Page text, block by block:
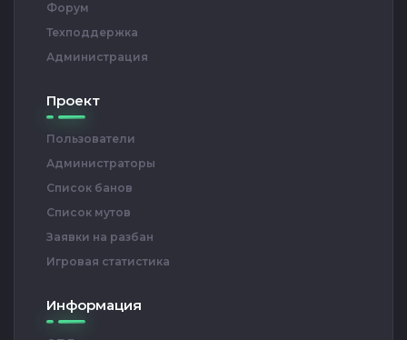
Форум
Техподдержка
Администрация
Проект
Пользователи
Администраторы
Список банов
Список мутов
Заявки на разбан
Игровая статистика
Информация